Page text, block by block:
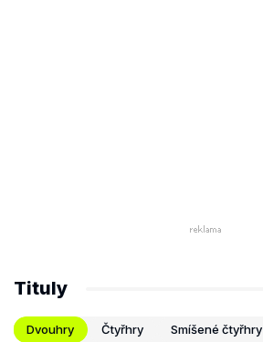
Tituly
Dvouhry Čtyřhry Smíšené čtyřhry